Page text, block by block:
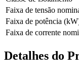
Faixa de tensão
Faixa de potência
Faixa de corrente
Detalhes do